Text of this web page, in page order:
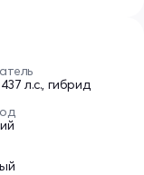
л.с., гибрид